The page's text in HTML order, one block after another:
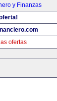
y Finanzas
ofertas